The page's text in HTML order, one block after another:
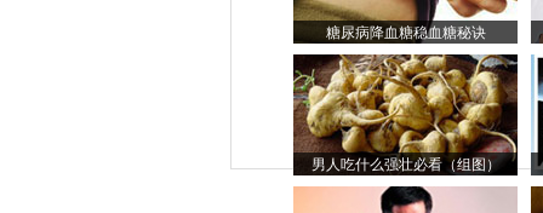
糖尿病降血糖稳血糖秘诀
男人吃什么强壮必看（组图）